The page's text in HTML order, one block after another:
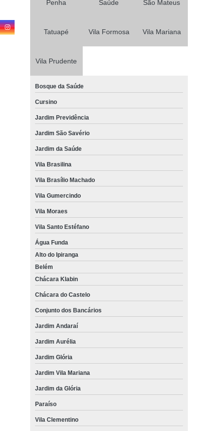
Penha Saúde São Mateus
Tatuapé Vila Formosa Vila Mariana
Vila Prudente
Bosque da Saúde
Cursino
Jardim Previdência
Jardim São Savério
Jardim da Saúde
Vila Brasilina
Vila Brasílio Machado
Vila Gumercindo
Vila Moraes
Vila Santo Estéfano
Água Funda
Alto do Ipiranga
Belém
Chácara Klabin
Chácara do Castelo
Conjunto dos Bancários
Jardim Andaraí
Jardim Aurélia
Jardim Glória
Jardim Vila Mariana
Jardim da Glória
Paraíso
Vila Clementino